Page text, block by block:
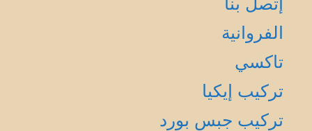
الفروانية
تاكسي
تركيب إيكيا
تركيب جبس بورد